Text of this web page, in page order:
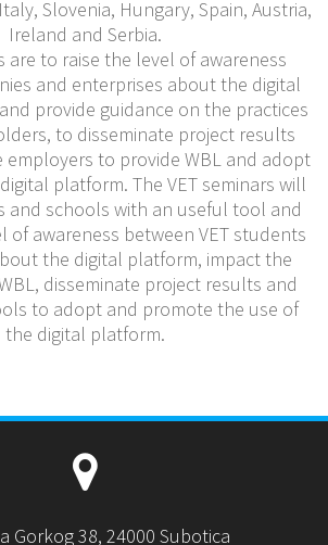
Slovenia, Hungary, Spain, Austria,
Ireland and Serbia.
are to raise the level of awareness
and enterprises about the digital
provide guidance on the practices
to disseminate project results
employers to provide WBL and adopt
platform. The VET seminars will
and schools with an useful tool and
of awareness between VET students
the digital platform, impact the
disseminate project results and
to adopt and promote the use of
the digital platform.
Gorkog 38, 24000 Subotica